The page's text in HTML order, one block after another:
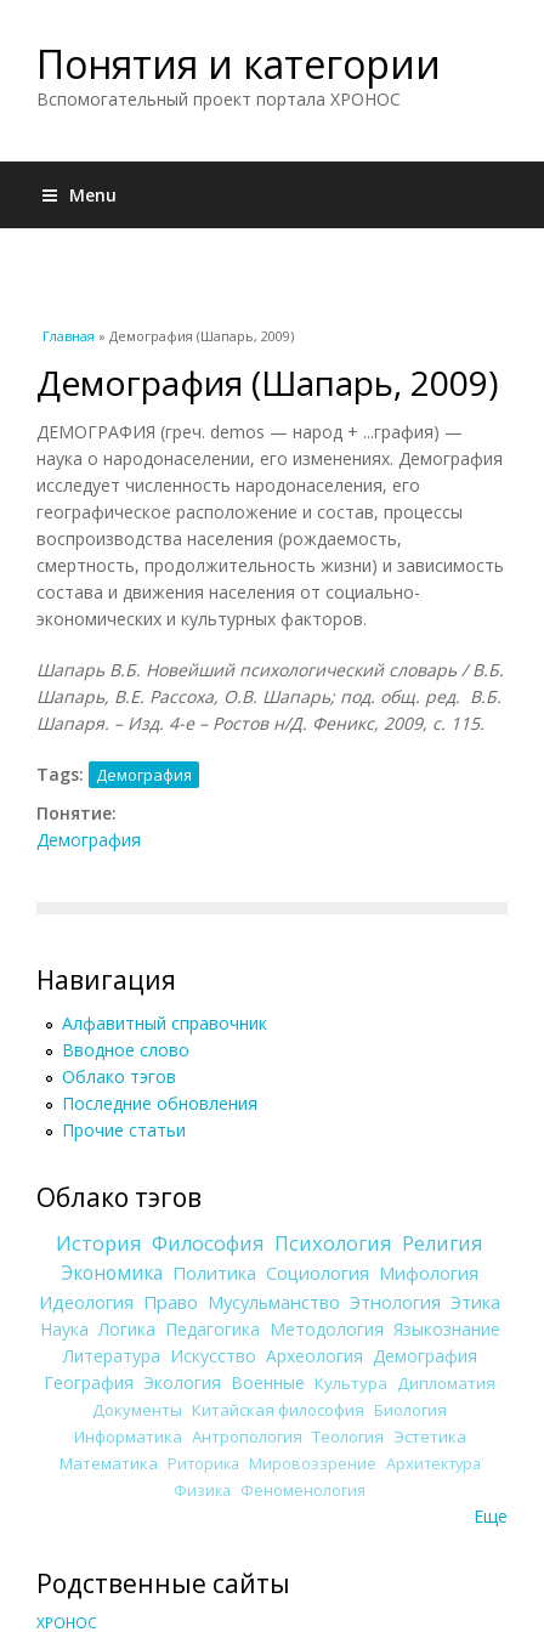
Понятия и категории
Вспомогательный проект портала ХРОНОС
Menu
Вы здесь
Главная » Демография (Шапарь, 2009)
Демография (Шапарь, 2009)
ДЕМОГРАФИЯ (греч. demos — народ + ...графия) —
наука о народонаселении, его изменениях. Демография
исследует численность народонаселения, его
географическое расположение и состав, процессы
воспроизводства населения (рождаемость,
смертность, продолжительность жизни) и зависимость
состава и движения населения от социально-
экономических и культурных факторов.
Шапарь В.Б. Новейший психологический словарь / В.Б.
Шапарь, В.Е. Рассоха, О.В. Шапарь; под. общ. ред. В.Б.
Шапаря. – Изд. 4-е – Ростов н/Д. Феникс, 2009, с. 115.
Tags: Демография
Понятие:
Демография
Навигация
Алфавитный справочник
Вводное слово
Облако тэгов
Последние обновления
Прочие статьи
Облако тэгов
История Философия Психология Религия
Экономика Политика Социология Мифология
Идеология Право Мусульманство Этнология Этика
Наука Логика Педагогика Методология Языкознание
Литература Искусство Археология Демография
География Экология Военные Культура
Дипломатия
Документы Китайская философия Биология
Информатика Антропология Теология Эстетика
Математика Риторика Мировоззрение Архитектура
Физика Феноменология
Еще
Родственные сайты
ХРОНОС